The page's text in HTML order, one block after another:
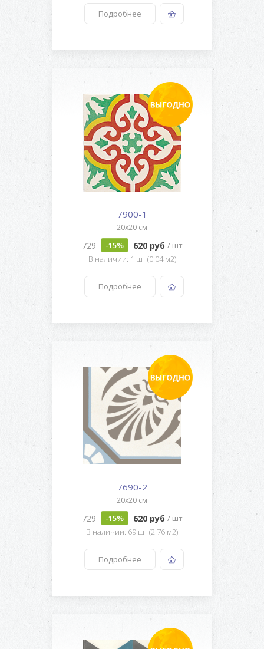
Подробнее
7900-1
20x20 см
729 -15% 620 руб / шт
В наличии: 1 шт (0.04 м2)
Подробнее
7690-2
20x20 см
729 -15% 620 руб / шт
В наличии: 69 шт (2.76 м2)
Подробнее